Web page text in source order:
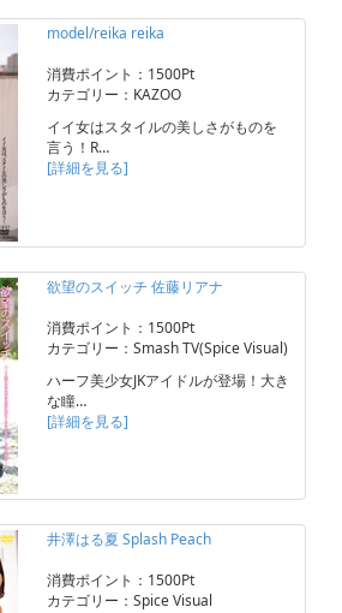
model/reika reika
消費ポイント：1500Pt
カテゴリー：KAZOO
イイ女はスタイルの美しさがものを
言う！R…
[詳細を見る]
欲望のスイッチ 佐藤リアナ
消費ポイント：1500Pt
カテゴリー：Smash TV(Spice Visual)
ハーフ美少女JKアイドルが登場！大き
な瞳…
[詳細を見る]
井澤はる夏 Splash Peach
消費ポイント：1500Pt
カテゴリー：Spice Visual